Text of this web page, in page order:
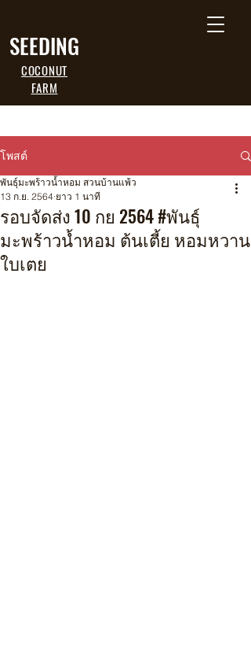
SEEDING
COCONUT
FARM
โพสต์
รอบจัดส่ง 10 กย 2564 #พันธุ์
มะพร้าวน้ำหอม ต้นเตี้ย หอมหวาน
ใบเตย
พันธุ์มะพร้าวน้ำหอม สวนบ้านแพ้ว
13 ก.ย. 2564 ยาว 1 นาที